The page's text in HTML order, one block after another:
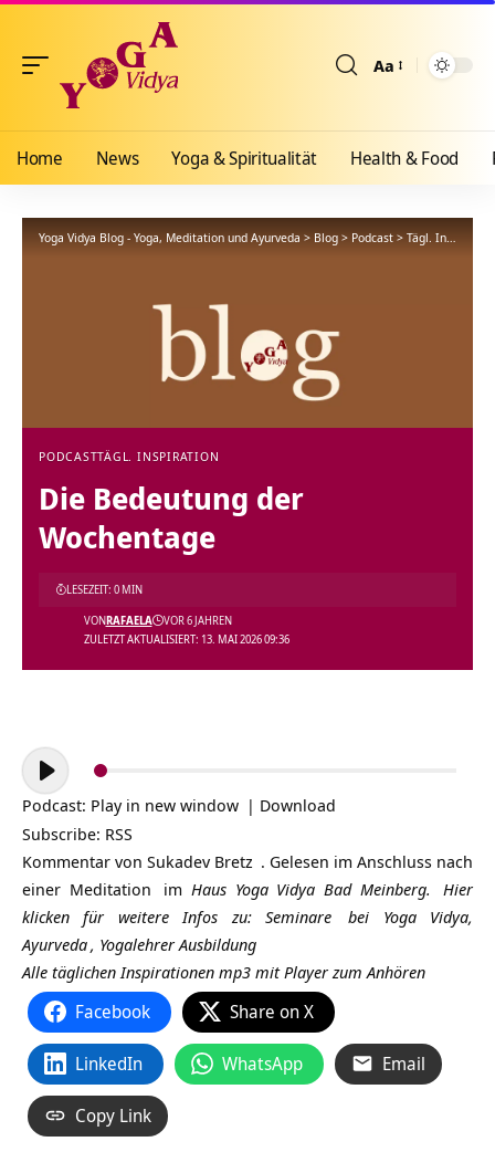
Aa
Home News Yoga & Spiritualität Health & Food
Yoga Vidya Blog - Yoga, Meditation und Ayurveda > Blog > Podcast > Tägl. Inspiration
PODCASTTÄGL. INSPIRATION
Die Bedeutung der
Wochentage
ZULETZT AKTUALISIERT: 13. MAI 2026 09:36
VONRAFAELA VOR 6 JAHREN
LESEZEIT: 0 MIN
Audio-
Player
Podcast: Play in new window | Download
Subscribe: RSS
Kommentar von Sukadev Bretz . Gelesen im Anschluss nach
einer Meditation im Haus Yoga Vidya Bad Meinberg.
Hier
klicken für weitere Infos zu: Seminare
bei Yoga Vidya,
Ayurveda, Yogalehrer Ausbildung
Alle täglichen Inspirationen mp3 mit Player zum Anhören
Facebook Share on X
LinkedIn WhatsApp Email
Copy Link